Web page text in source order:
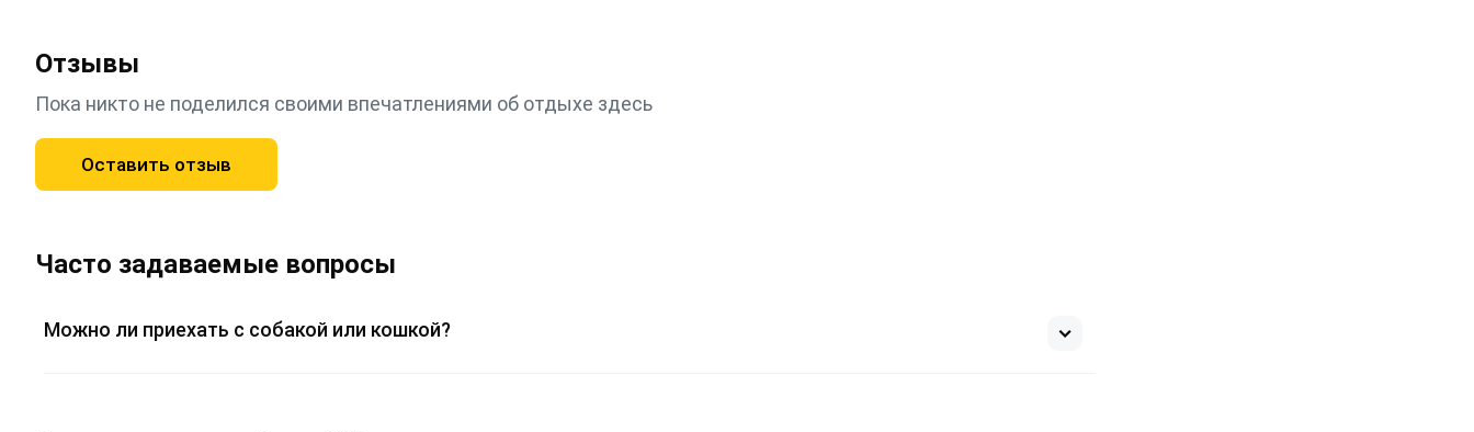
Отзывы
Пока никто не поделился своими впечатлениями об отдыхе здесь
Оставить отзыв
Часто задаваемые вопросы
Можно ли приехать с собакой или кошкой?